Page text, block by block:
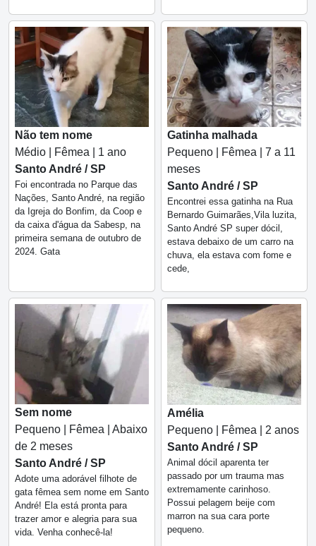
Não tem nome
Médio | Fêmea | 1 ano
Santo André / SP
Foi encontrada no Parque das
Nações, Santo André, na região
da Igreja do Bonfim, da Coop e
da caixa d'água da Sabesp, na
primeira semana de outubro de
2024. Gata
Gatinha malhada
Pequeno | Fêmea | 7 a 11
meses
Santo André / SP
Encontrei essa gatinha na Rua
Bernardo Guimarães,Vila luzita,
Santo André SP super dócil,
estava debaixo de um carro na
chuva, ela estava com fome e
cede,
Sem nome
Pequeno | Fêmea | Abaixo
de 2 meses
Santo André / SP
Adote uma adorável filhote de
gata fêmea sem nome em Santo
André! Ela está pronta para
trazer amor e alegria para sua
vida. Venha conhecê-la!
Amélia
Pequeno | Fêmea | 2 anos
Santo André / SP
Animal dócil aparenta ter
passado por um trauma mas
extremamente carinhoso.
Possui pelagem beije com
marron na sua cara porte
pequeno.